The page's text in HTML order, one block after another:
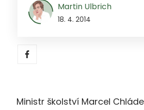
Martin Ulbrich
18. 4. 2014
Ministr školství Marcel